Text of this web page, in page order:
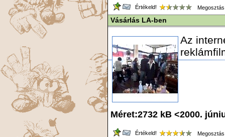
Értékeld!
Vásárlás LA-ben
Az
Méret:2732 kB <2000.
Értékeld!